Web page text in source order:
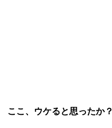
ここ、ウケると思ったか？